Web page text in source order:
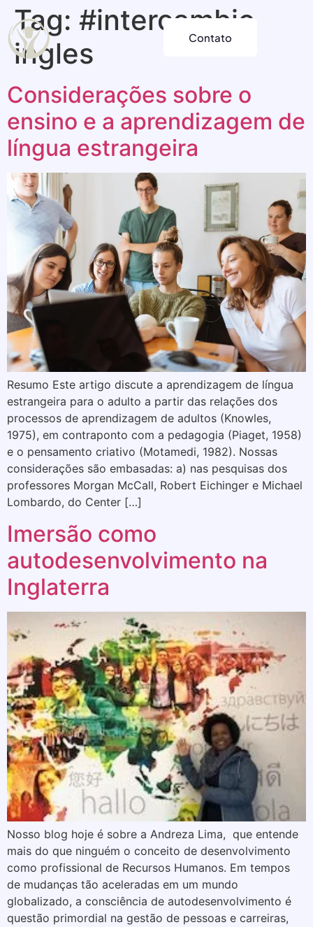
Contato
Tag: #intercambio
ingles
Considerações sobre o
ensino e a aprendizagem de
língua estrangeira
Resumo Este artigo discute a aprendizagem de língua
estrangeira para o adulto a partir das relações dos
processos de aprendizagem de adultos (Knowles,
1975), em contraponto com a pedagogia (Piaget, 1958)
e o pensamento criativo (Motamedi, 1982). Nossas
considerações são embasadas: a) nas pesquisas dos
professores Morgan McCall, Robert Eichinger e Michael
Lombardo, do Center […]
Imersão como
autodesenvolvimento na
Inglaterra
Nosso blog hoje é sobre a Andreza Lima, que entende
mais do que ninguém o conceito de desenvolvimento
como profissional de Recursos Humanos. Em tempos
de mudanças tão aceleradas em um mundo
globalizado, a consciência de autodesenvolvimento é
questão primordial na gestão de pessoas e carreiras,